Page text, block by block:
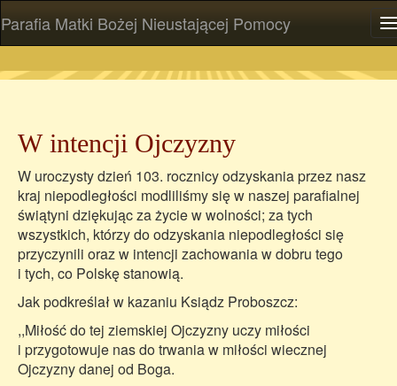
Parafia Matki Bożej Nieustającej Pomocy
W intencji Ojczyzny
W uroczysty dzień 103. rocznicy odzyskania przez nasz
kraj niepodległości modliliśmy się w naszej parafialnej
świątyni dziękując za życie w wolności; za tych
wszystkich, którzy do odzyskania niepodległości się
przyczynili oraz w intencji zachowania w dobru tego
i tych, co Polskę stanowią.
Jak podkreślał w kazaniu Ksiądz Proboszcz:
,,Miłość do tej ziemskiej Ojczyzny uczy miłości
i przygotowuje nas do trwania w miłości wiecznej
Ojczyzny danej od Boga.